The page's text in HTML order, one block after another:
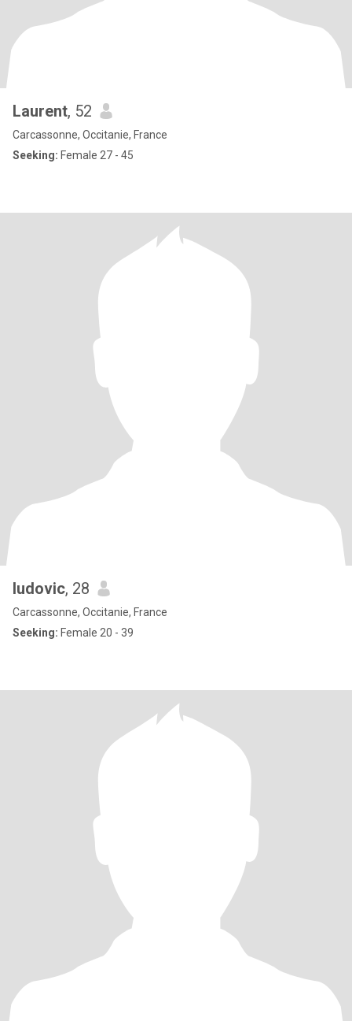
Laurent, 52
Carcassonne, Occitanie, France
Seeking: Female 27 - 45
ludovic, 28
Carcassonne, Occitanie, France
Seeking: Female 20 - 39